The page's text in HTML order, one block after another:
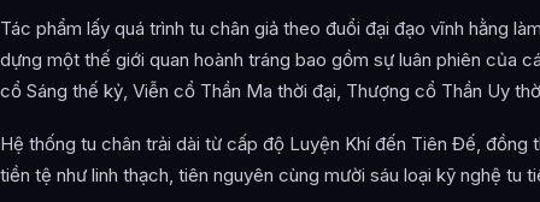
Thiên Linh Căn & Thể Chất
Thiên Pháp Bảo & Công Pháp
Thành tích trên Qidian
Hình ảnh về Đại Đạo Độc Hành
Tác phẩm lấy quá trình tu chân giả theo đuổi đại đạo vĩnh hằng
dựng một thế giới quan hoành tráng bao gồm sự luân phiên của
cổ Sáng thế kỷ, Viễn cổ Thần Ma thời đại, Thượng cổ Thần Uy
Hệ thống tu chân trải dài từ cấp độ Luyện Khí đến Tiên Đế, đồng
tiền tệ như linh thạch, tiên nguyên cùng mười sáu loại kỹ nghệ tu